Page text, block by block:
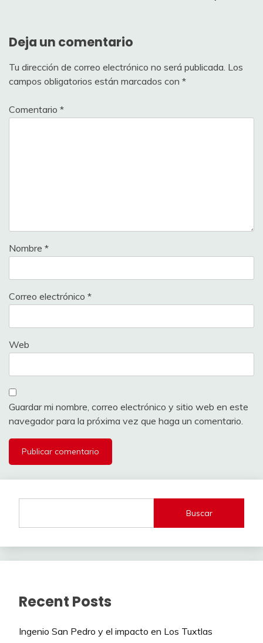
Deja un comentario
Tu dirección de correo electrónico no será publicada. Los
campos obligatorios están marcados con *
Comentario *
Nombre *
Correo electrónico *
Web
Guardar mi nombre, correo electrónico y sitio web en este
navegador para la próxima vez que haga un comentario.
Buscar
Recent Posts
Ingenio San Pedro y el impacto en Los Tuxtlas